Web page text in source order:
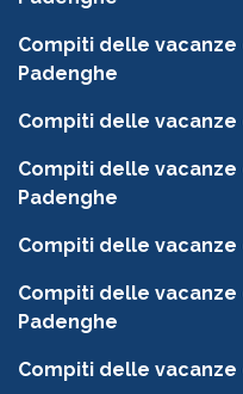
Compiti delle vacanze
Padenghe
Compiti delle vacanze
Compiti delle vacanze
Padenghe
Compiti delle vacanze
Compiti delle
Padenghe
Compiti delle vacanze